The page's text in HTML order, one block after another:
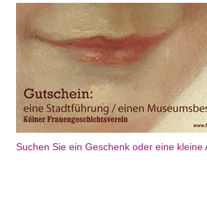
Suchen Sie ein Geschenk oder eine kleine